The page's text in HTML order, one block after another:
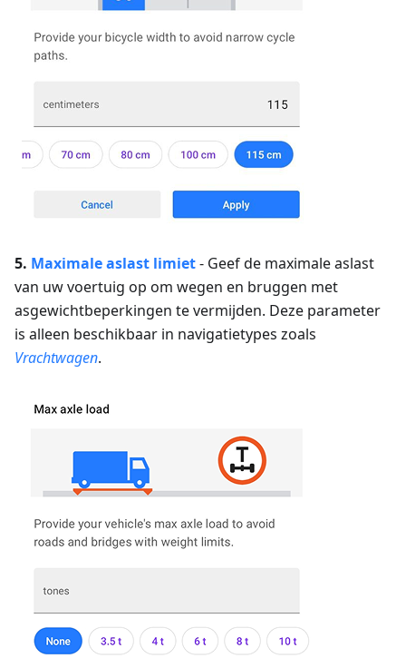
5. Maximale aslast limiet- Geef de maximale aslast
van uw voertuig op om wegen en bruggen met
asgewichtbeperkingen te vermijden. Deze parameter
is alleen beschikbaar in navigatietypes zoals
Vrachtwagen.